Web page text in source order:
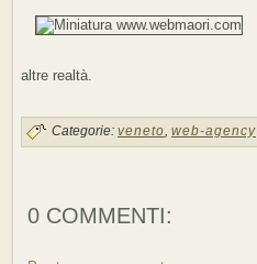
altre realtà.
Categorie: veneto, web-agency
0 COMMENTI: